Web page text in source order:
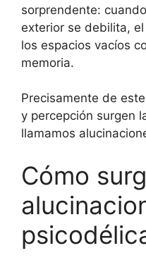
sorprendente:
exterior se debilita,
los espacios vacíos
memoria.
Precisamente de
y percepción surgen
llamamos
Cómo